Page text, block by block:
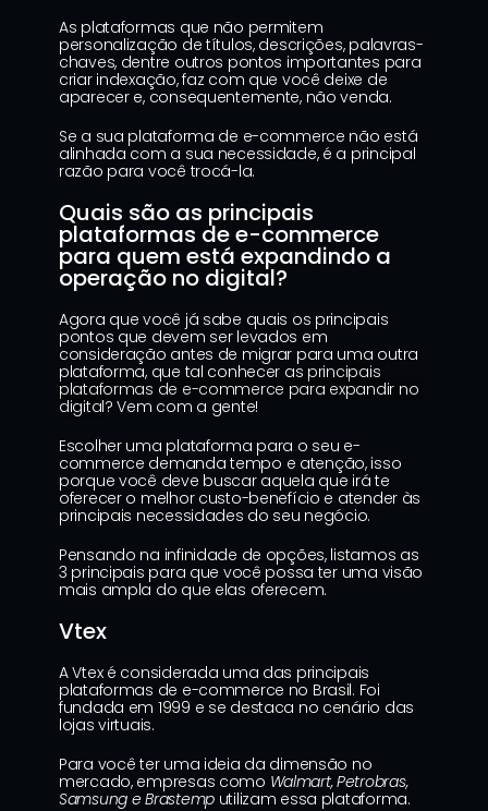
As plataformas que não permitem
personalização de títulos, descrições, palavras-
chaves, dentre outros pontos importantes para
criar indexação, faz com que você deixe de
aparecer e, consequentemente, não venda.
Se a sua plataforma de e-commerce não está
alinhada com a sua necessidade, é a principal
razão para você trocá-la.
Quais são as principais
plataformas de e-commerce
para quem está expandindo a
operação no digital?
Agora que você já sabe quais os principais
pontos que devem ser levados em
consideração antes de migrar para uma outra
plataforma, que tal conhecer as principais
plataformas de e-commerce para expandir no
digital? Vem com a gente!
Escolher uma plataforma para o seu e-
commerce demanda tempo e atenção, isso
porque você deve buscar aquela que irá te
oferecer o melhor custo-benefício e atender às
principais necessidades do seu negócio.
Pensando na infinidade de opções, listamos as
3 principais para que você possa ter uma visão
mais ampla do que elas oferecem.
Vtex
A Vtex é considerada uma das principais
plataformas de e-commerce no Brasil. Foi
fundada em 1999 e se destaca no cenário das
lojas virtuais.
Para você ter uma ideia da dimensão no
mercado, empresas como Walmart, Petrobras,
Samsung e Brastemp utilizam essa plataforma.